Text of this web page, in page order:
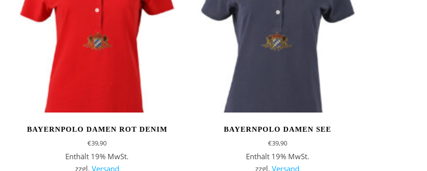
BAYERNPOLO DAMEN ROT DENIM
€39,90
Enthält 19% MwSt.
zzgl. Versand
BAYERNPOLO DAMEN SEE
€39,90
Enthält 19% MwSt.
zzgl.Versand